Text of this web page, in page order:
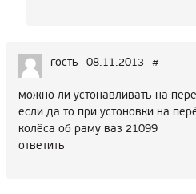
гость 08.11.2013 #
можно ли устонавливать на
если да то при устоновки на
колёса об раму ваз 21099
ответить